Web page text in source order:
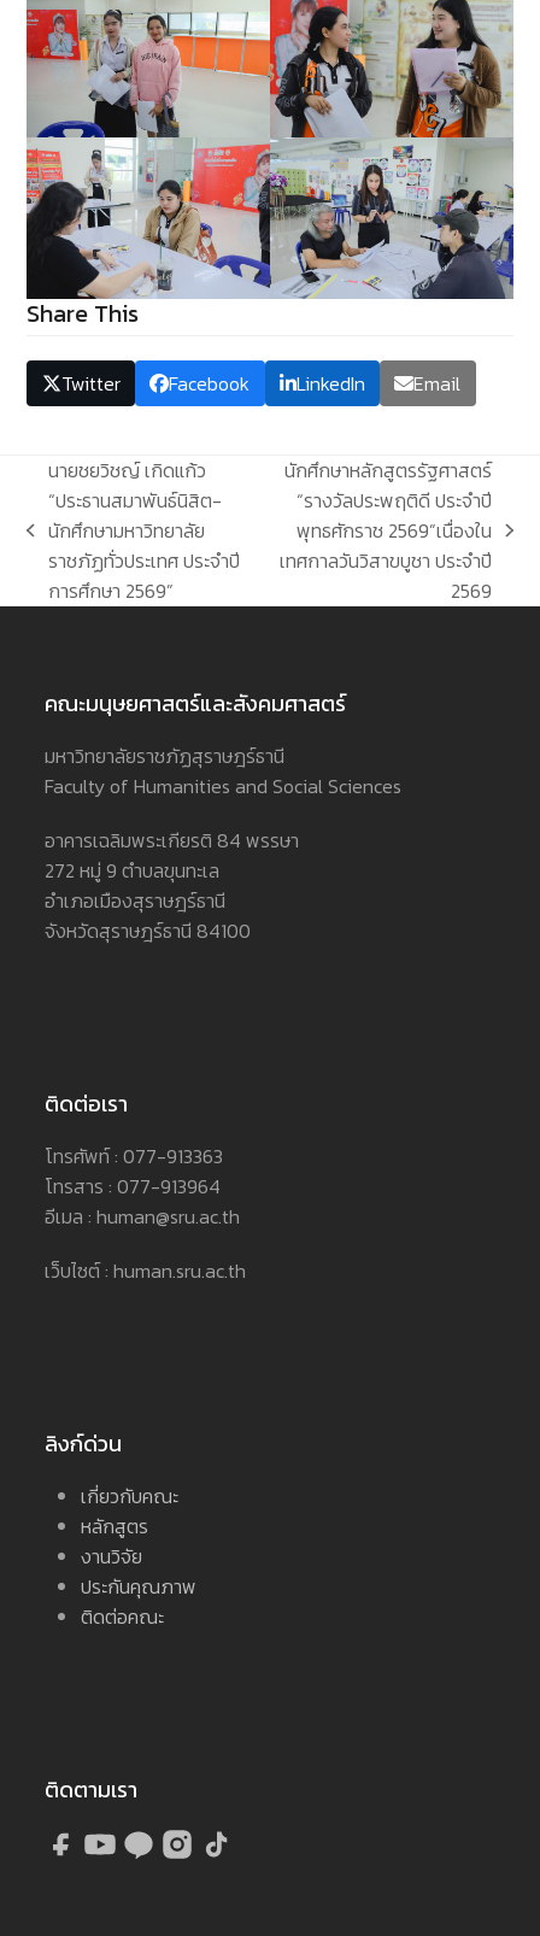
Share This
Twitter Facebook LinkedIn Email
previous
post:
นายชยวิชญ์ เกิดแก้ว
“ประธานสมาพันธ์นิสิต-
นักศึกษามหาวิทยาลัย
ราชภัฏทั่วประเทศ ประจำปี
การศึกษา 2569”
next
post:
นักศึกษาหลักสูตรรัฐศาสตร์
“รางวัลประพฤติดี ประจำปี
พุทธศักราช 2569”เนื่องใน
เทศกาลวันวิสาขบูชา ประจำปี
2569
คณะมนุษยศาสตร์และสังคมศาสตร์
มหาวิทยาลัยราชภัฏสุราษฎร์ธานี
Faculty of Humanities and Social Sciences
อาคารเฉลิมพระเกียรติ 84 พรรษา
272 หมู่ 9 ตำบลขุนทะเล
อำเภอเมืองสุราษฎร์ธานี
จังหวัดสุราษฎร์ธานี 84100
ติดต่อเรา
โทรศัพท์ : 077-913363
โทรสาร : 077-913964
อีเมล : human@sru.ac.th
เว็บไซต์ : human.sru.ac.th
ลิงก์ด่วน
เกี่ยวกับคณะ
หลักสูตร
งานวิจัย
ประกันคุณภาพ
ติดต่อคณะ
ติดตามเรา